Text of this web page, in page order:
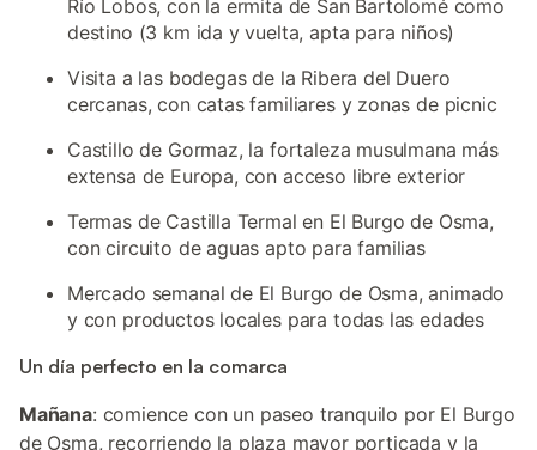
Río Lobos, con la ermita de San Bartolomé como
destino (3 km ida y vuelta, apta para niños)
Visita a las bodegas de la Ribera del Duero
cercanas, con catas familiares y zonas de picnic
Castillo de Gormaz, la fortaleza musulmana más
extensa de Europa, con acceso libre exterior
Termas de Castilla Termal en El Burgo de Osma,
con circuito de aguas apto para familias
Mercado semanal de El Burgo de Osma, animado
y con productos locales para todas las edades
Un día perfecto en la comarca
Mañana: comience con un paseo tranquilo por El Burgo
de Osma, recorriendo la plaza mayor porticada y la